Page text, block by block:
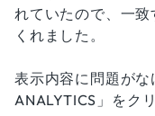
れていたので、一
くれました。
表示内容に問題がな
ANALYTICS」をク